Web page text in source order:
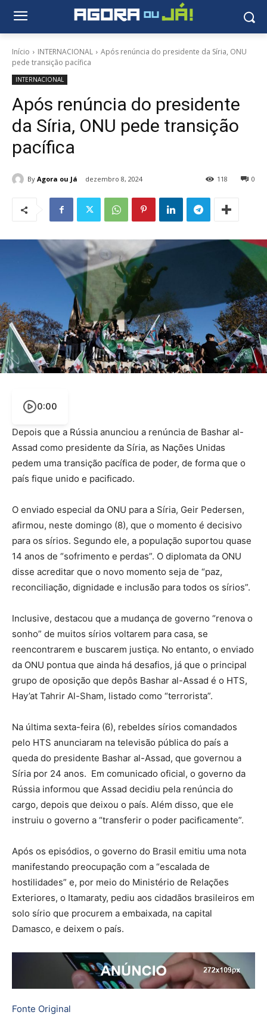
Início INTERNACIONAL
Após renúncia do presidente da Síria, ONU
pede transição pacífica
INTERNACIONAL
Após renúncia do presidente
da Síria, ONU pede transição
pacífica
By Agora ou Já dezembro 8, 2024 0
118
0:00
Depois que a Rússia anunciou a renúncia de Bashar al-
Assad como presidente da Síria, as Nações Unidas
pedem uma transição pacífica de poder, de forma que o
país fique unido e pacificado.
O enviado especial da ONU para a Síria, Geir Pedersen,
afirmou, neste domingo (8), que o momento é decisivo
para os sírios. Segundo ele, a população suportou quase
14 anos de “sofrimento e perdas”. O diplomata da ONU
disse acreditar que o novo momento seja de “paz,
reconciliação, dignidade e inclusão para todos os sírios”.
Inclusive, destacou que a mudança de governo “renova o
sonho” de muitos sírios voltarem para casa, se
reencontrarem e buscarem justiça. No entanto, o enviado
da ONU pontua que ainda há desafios, já que o principal
grupo de oposição que depôs Bashar al-Assad é o HTS,
Hay’at Tahrir Al-Sham, listado como “terrorista”.
Na última sexta-feira (6), rebeldes sírios comandados
pelo HTS anunciaram na televisão pública do país a
queda do presidente Bashar al-Assad, que governou a
Síria por 24 anos. Em comunicado oficial, o governo da
Rússia informou que Assad decidiu pela renúncia do
cargo, depois que deixou o país. Além disso, que ele
instruiu o governo a “transferir o poder pacificamente”.
Após os episódios, o governo do Brasil emitiu uma nota
manifestando preocupação com a “escalada de
hostilidades” e, por meio do Ministério de Relações
Exteriores, o Itamaraty, pediu aos cidadãos brasileiros em
solo sírio que procurem a embaixada, na capital
Damasco, e deixem o país.
Fonte Original